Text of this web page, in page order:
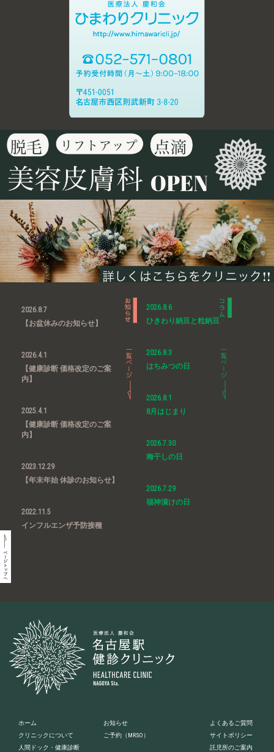
2026.8.7
【お盆休みのお知らせ】
2026.4.1
【健康診断 価格改定のご案
内】
2025.4.1
【健康診断 価格改定のご案
内】
2023.12.29
【年末年始 休診のお知らせ】
2022.11.5
インフルエンザ予防接種
2026.8.6
ひきわり納豆と粒納豆
2026.8.3
はちみつの日
2026.8.1
8月はじまり
2026.7.30
梅干しの日
2026.7.29
福神漬けの日
ホーム
クリニックについて
人間ドック・健康診断
お知らせ
ご予約 （MRSO）
よくあるご質問
サイトポリシー
託児所のご案内